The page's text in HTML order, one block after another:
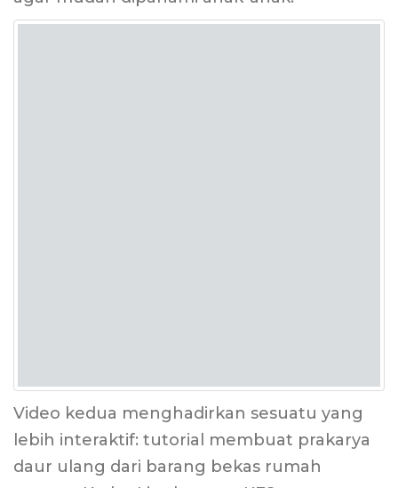
Video kedua menghadirkan sesuatu yang
lebih interaktif: tutorial membuat prakarya
daur ulang dari barang bekas rumah